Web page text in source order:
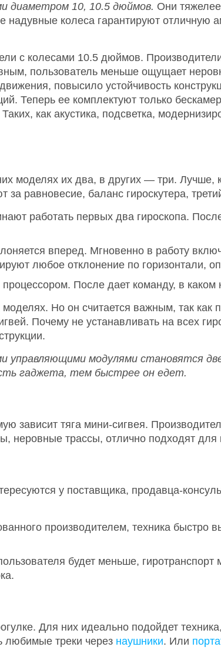
диаметром 10, 10.5 дюймов. Они
надувные колеса гарантируют
с колесами 10.5 дюймов.
пользователь меньше ощущает
повысило устойчивость
Теперь ее комплектуют только
как акустика, подсветка,
моделях их два, в других — три. Лучше,
равновесие, баланс гироскутера,
работать первых два гироскопа.
вперед. Мгновенно в работу
любое отклонение по горизонтали,
После дает команду, в каком
Но он считается важным, так как
Почему не устанавливать на всех
управляющими модулями становятся
гаджета, тем быстрее он едет.
зависит тяга мини-сигвея.
трассы, отлично подходят для
у поставщика, продавца-
производителем, техника быстро
будет меньше, гиротранспорт
Для них идеально подойдет
любимые треки через наушники. Или